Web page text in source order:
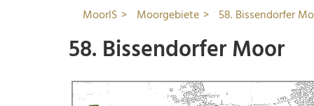
MoorIS Moorgebiete 58. Bissendorfer
58. Bissendorfer Moor